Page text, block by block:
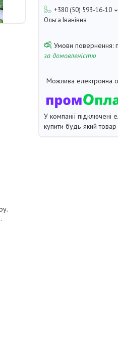
+380 (50) 593-16-10
Ольга Іванівна
за домовленістю
У компанії підключені
купити будь-який